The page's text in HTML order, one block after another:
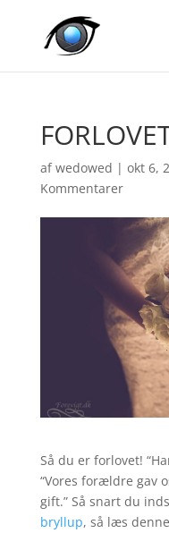
afwedowed | okt 6,
Kommentarer
Så du er forlovet!
“Vores forældre gav
gift.” Så snart du
bryllup, så læs